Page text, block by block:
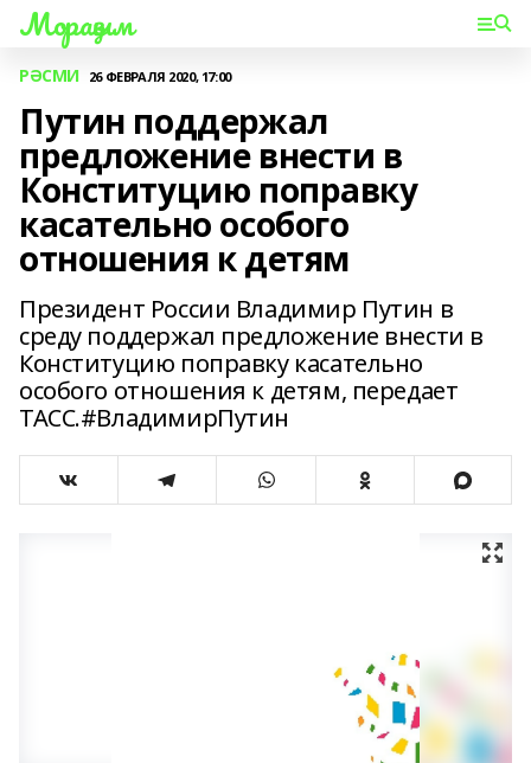
Мораҙым
РӘСМИ 26 ФЕВРАЛЯ 2020, 17:00
Путин поддержал
предложение внести в
Конституцию поправку
касательно особого
отношения к детям
Президент России Владимир Путин в
среду поддержал предложение внести в
Конституцию поправку касательно
особого отношения к детям, передает
ТАСС.#ВладимирПутин